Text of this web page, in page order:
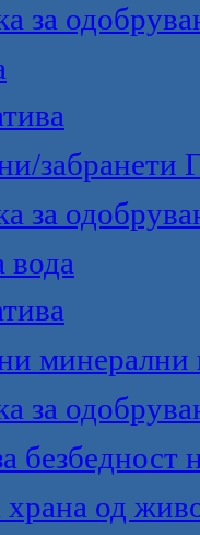
за
за
минерални
за
безбедност
храна од